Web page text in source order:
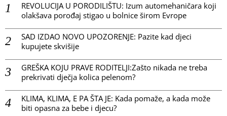
REVOLUCIJA U PORODILIŠTU: Izum automehaničara koji
olakšava porođaj stigao u bolnice širom Evrope
SAD IZDAO NOVO UPOZORENJE: Pazite kad djeci
kupujete skvišije
GREŠKA KOJU PRAVE RODITELJI:Zašto nikada ne treba
prekrivati dječja kolica pelenom?
KLIMA, KLIMA, E PA ŠTA JE: Kada pomaže, a kada može
biti opasna za bebe i djecu?